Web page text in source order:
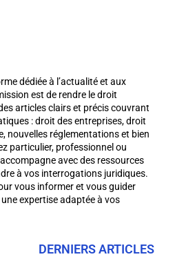
dédiée à l’actualité et aux
est de rendre le droit
articles clairs et précis couvrant
: droit des entreprises, droit
nouvelles réglementations et bien
particulier, professionnel ou
avec des ressources
à vos interrogations juridiques.
vous informer et vous guider
expertise adaptée à vos
DERNIERS ARTICLES